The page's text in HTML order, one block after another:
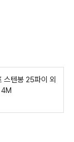
스텐봉 25파이 외